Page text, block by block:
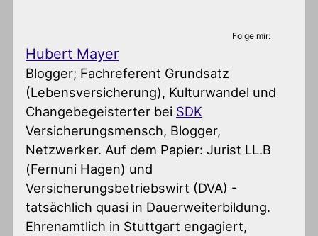
Folge mir:
Hubert Mayer
Blogger; Fachreferent Grundsatz
(Lebensversicherung), Kulturwandel und
Changebegeisterter bei SDK
Versicherungsmensch, Blogger,
Netzwerker. Auf dem Papier: Jurist LL.B
(Fernuni Hagen) und
Versicherungsbetriebswirt (DVA) -
tatsächlich quasi in Dauerweiterbildung.
Ehrenamtlich in Stuttgart engagiert,